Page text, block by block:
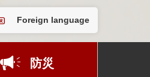
Foreign language
防災